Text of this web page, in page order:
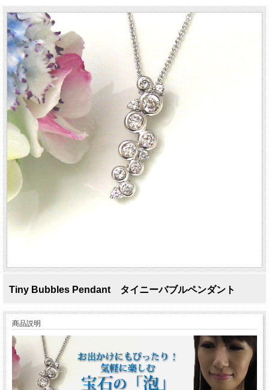
Tiny Bubbles Pendant タイニーバブルペンダント
商品説明